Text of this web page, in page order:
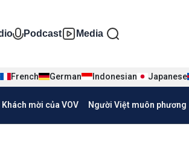
tiện tiếng Việt
Podcast Media
French German Indonesian Japanese
Khách mời của VOV Người Việt muôn phương